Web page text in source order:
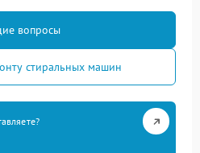
вопросы
стиральных машин